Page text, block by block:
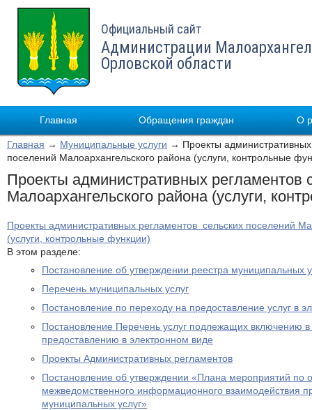
Официальный сайт
Администрации
Орловской области
Главная Обращения граждан О
Главная → Муниципальные услуги → Проекты административных
поселений Малоархангельского района (услуги, контрольные
Проекты административных регламентов
Малоархангельского района (услуги,
Проекты административных регламентов сельских поселений
(услуги, контрольные функции)
В этом разделе:
Постановление об утверждении реестра муниципальных
Перечень муниципальных услуг
Постановление по переходу на предоставление услуг в
Постановление Перечень услуг подлежащих включению в
предоставлению в электронном виде
Проекты Административных регламентов
Постановление об утверждении «Плана мероприятий по
межведомственного информационного взаимодействия
муниципальных услуг»